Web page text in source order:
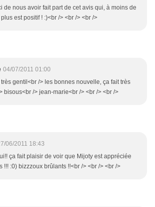
de nous avoir fait part de cet avis qui, à moins de
est positif ! :)<br /> <br /> <br />
04/07/2011 01:00
très gentil<br /> les bonnes nouvelle, ça fait très
bisous<br /> jean-marie<br /> <br /> <br />
06/2011 18:43
ça fait plaisir de voir que Mijoty est appréciée
!!! :0) bizzzoux brûlants !!<br /> <br /> <br />